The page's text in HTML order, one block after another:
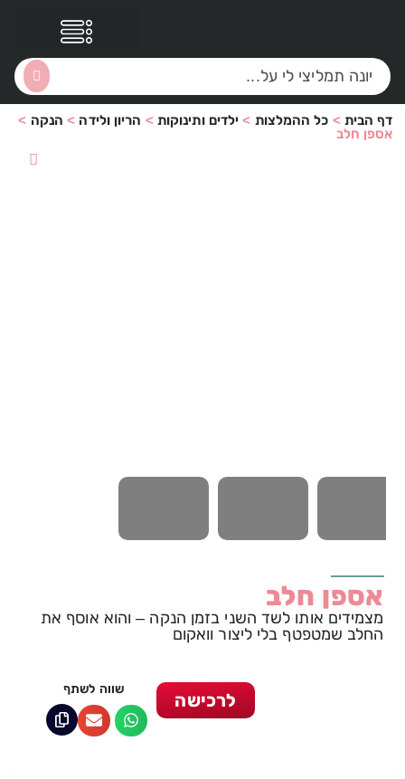
דף הבית > כל ההמלצות > ילדים ותינוקות > הריון ולידה > הנקה >
אספן חלב
אספן חלב
מצמידים אותו לשד השני בזמן הנקה – והוא אוסף את
החלב שמטפטף בלי ליצור וואקום
שווה לשתף
לרכישה